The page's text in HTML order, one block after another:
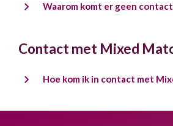
Waarom komt er geen
Contact met Mixed
Hoe kom ik in contact met